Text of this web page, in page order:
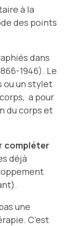
à la
des points
dans
1946). Le
ou un stylet
a pour
du corps et
compléter
déjà
une
C’est